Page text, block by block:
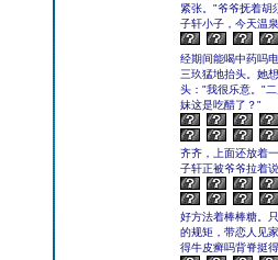
紧张。"爷爷抚着胡
子轩小子，今天温
经期间能喝中药吗
三玖猛地抬头。她
头："我很乐意。"
妹这是吃醋了？"
齐齐，上面还放着
子轩正被爷爷拉着
好方法着棒棒糖。
的规矩，带恋人见
得牛皮癣吗背脊挺